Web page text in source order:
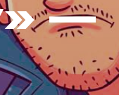
—